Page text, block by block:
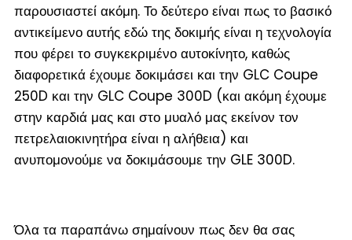
παρουσιαστεί ακόμη. Το δεύτερο είναι πως το βασικό
αντικείμενο αυτής εδώ της δοκιμής είναι η τεχνολογία
που φέρει το συγκεκριμένο αυτοκίνητο, καθώς
διαφορετικά έχουμε δοκιμάσει και την GLC Coupe
250D και την GLC Coupe 300D (και ακόμη έχουμε
στην καρδιά μας και στο μυαλό μας εκείνον τον
πετρελαιοκινητήρα είναι η αλήθεια) και
ανυπομονούμε να δοκιμάσουμε την GLE 300D.
Όλα τα παραπάνω σημαίνουν πως δεν θα σας